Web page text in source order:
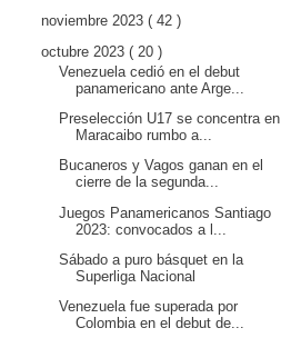
noviembre 2023 ( 42 )
octubre 2023 ( 20 )
Venezuela cedió en el debut
panamericano ante Arge...
Preselección U17 se concentra en
Maracaibo rumbo a...
Bucaneros y Vagos ganan en el
cierre de la segunda...
Juegos Panamericanos Santiago
2023: convocados a l...
Sábado a puro básquet en la
Superliga Nacional
Venezuela fue superada por
Colombia en el debut de...